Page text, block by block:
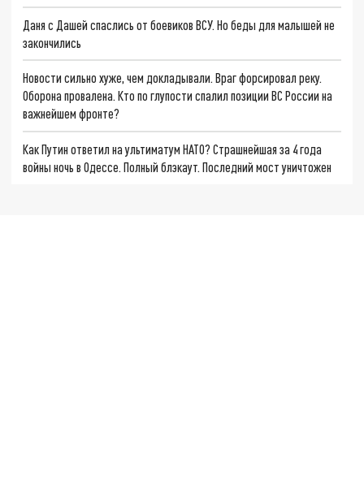
Даня с Дашей спаслись от боевиков ВСУ. Но беды для малышей не
закончились
Новости сильно хуже, чем докладывали. Враг форсировал реку.
Оборона провалена. Кто по глупости спалил позиции ВС России на
важнейшем фронте?
Как Путин ответил на ультиматум НАТО? Страшнейшая за 4 года
войны ночь в Одессе. Полный блэкаут. Последний мост уничтожен